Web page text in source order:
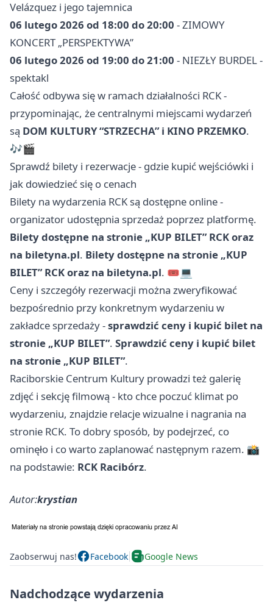
Velázquez i jego tajemnica
06 lutego 2026 od 18:00 do 20:00 - ZIMOWY
KONCERT „PERSPEKTYWA”
06 lutego 2026 od 19:00 do 21:00 - NIEZŁY BURDEL -
spektakl
Całość odbywa się w ramach działalności RCK -
przypominając, że centralnymi miejscami wydarzeń
są DOM KULTURY “STRZECHA” i KINO PRZEMKO.
🎶🎬
Sprawdź bilety i rezerwacje - gdzie kupić wejściówki i
jak dowiedzieć się o cenach
Bilety na wydarzenia RCK są dostępne online -
organizator udostępnia sprzedaż poprzez platformę.
Bilety dostępne na stronie „KUP BILET” RCK oraz
na biletyna.pl. Bilety dostępne na stronie „KUP
BILET” RCK oraz na biletyna.pl. 🎟️💻
Ceny i szczegóły rezerwacji można zweryfikować
bezpośrednio przy konkretnym wydarzeniu w
zakładce sprzedaży -sprawdzić ceny i kupić bilet na
stronie „KUP BILET”. Sprawdzić ceny i kupić bilet
na stronie „KUP BILET”.
Raciborskie Centrum Kultury prowadzi też galerię
zdjęć i sekcję filmową - kto chce poczuć klimat po
wydarzeniu, znajdzie relacje wizualne i nagrania na
stronie RCK. To dobry sposób, by podejrzeć, co
ominęło i co warto zaplanować następnym razem. 📸
na podstawie: RCK Racibórz.
Autor:krystian
Zaobserwuj nas! Facebook Google News
Nadchodzące wydarzenia